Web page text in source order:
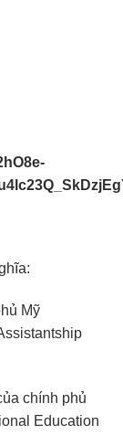
Mỹ
chính phủ
Education